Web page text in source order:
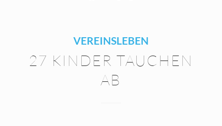
VEREINSLEBEN
27 KINDER TAUCHEN
AB